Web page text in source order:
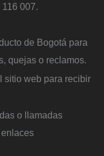
007.
de Bogotá para
quejas o reclamos.
sitio web para recibir
o llamadas